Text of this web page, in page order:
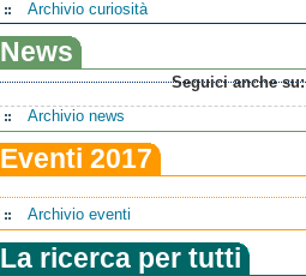
Archivio curiosità
News
Seguici anche su:
Archivio news
Eventi 2017
Archivio eventi
La ricerca per tutti